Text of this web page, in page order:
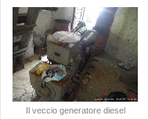
Il veccio generatore diesel